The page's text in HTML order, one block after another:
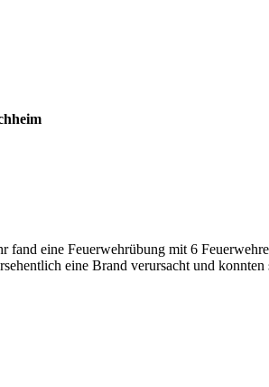
fand eine Feuerwehrübung mit 6
eine Brand verursacht und